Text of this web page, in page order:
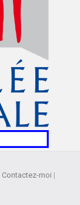
Contactez-moi |